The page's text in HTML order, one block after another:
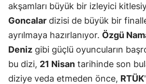
akşamları büyük bir izleyici
Goncalar dizisi de büyük bir
ayrılmaya hazırlanıyor. Özgü
Deniz gibi güçlü oyuncuların
bu dizi, 21 Nisan tarihinde son
diziye veda etmeden önce, RTÜK